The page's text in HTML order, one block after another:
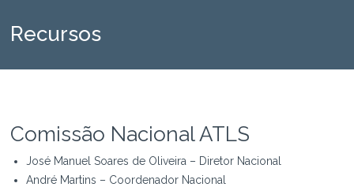
Recursos
Comissão Nacional ATLS
José Manuel Soares de Oliveira – Diretor Nacional
André Martins – Coordenador Nacional